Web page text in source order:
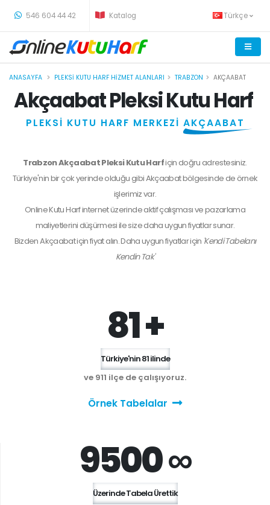
546 604 44 42 Katalog Türkçe
ANASAYFA PLEKSI KUTU HARF HIZMET ALANLARI TRABZON AKÇAABAT
Akçaabat Pleksi Kutu Harf
PLEKSİ KUTU HARF MERKEZİ AKÇAABAT
Trabzon Akçaabat Pleksi Kutu Harfiçin doğru adrestesiniz.
Türkiye'nin bir çok yerinde olduğu gibi Akçaabat bölgesinde de örnek
işlerimiz var.
Online Kutu Harf internet üzerinde aktif çalışması ve pazarlama
maliyetlerini düşürmesi ile size daha uygun fiyatlar sunar.
BizdenAkçaabatiçin fiyat alın. Daha uygun fiyatlar için 'Kendi Tabelanı
Kendin Tak'
81 +
Türkiye'nin 81 ilinde
ve 911 ilçe de çalışıyoruz.
Örnek Tabelalar
9500 ∞
Üzerinde Tabela Ürettik